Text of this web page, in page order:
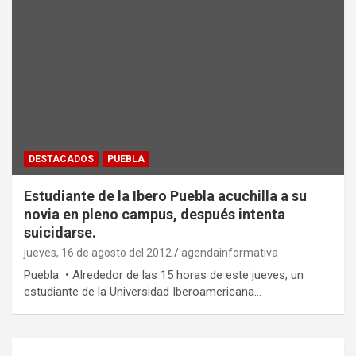
DESTACADOS PUEBLA
Estudiante de la Ibero Puebla acuchilla a su
novia en pleno campus, después intenta
suicidarse.
jueves, 16 de agosto del 2012 agendainformativa
Puebla • Alrededor de las 15 horas de este jueves, un
estudiante de la Universidad Iberoamericana…